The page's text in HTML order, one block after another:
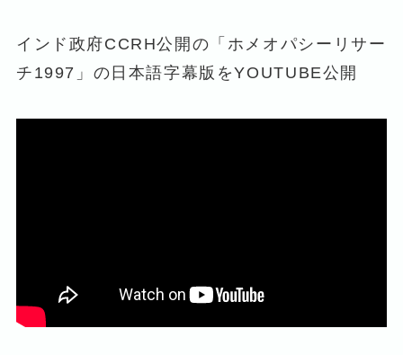
インド政府CCRH公開の「ホメオパシーリサー
チ1997」の日本語字幕版をYOUTUBE公開